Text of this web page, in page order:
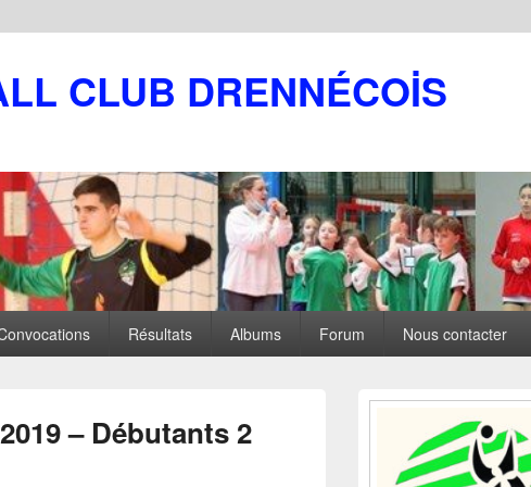
CLUB DRENNÉCOİS
Résultats Albums Forum Nous contacter
– Débutants 2
Zone